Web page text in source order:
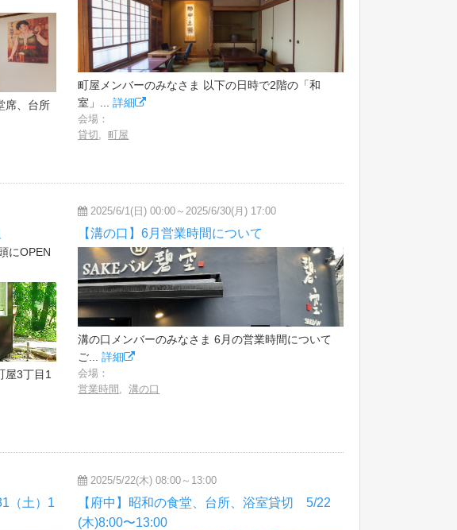
席、台所
町屋メンバーのみなさま 以下の日時で2階の「和
室」...詳細
会場：
貸切,町屋
にOPEN
屋3丁目1
2025/6/1(日) 00:00～2025/6/30(月) 17:00
【溝の口】6月営業時間について
溝の口メンバーのみなさま 6月の営業時間について
ご...詳細
会場：
営業時間 ,溝の口
（土）1
2025/5/22(木) 08:00～13:00
【府中】昭和の食堂、台所、浴室貸切 5/22
(木)8:00〜13:00